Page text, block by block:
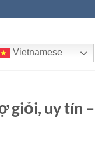
Vietnamese
giỏi, uy tín –